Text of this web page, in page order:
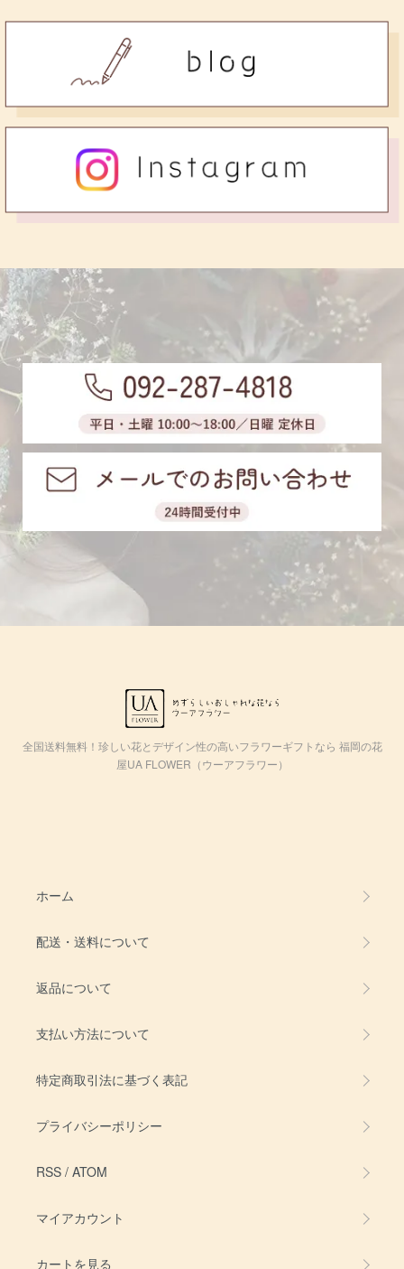
全国送料無料！珍しい花とデザイン性の高いフラワーギフトなら 福岡の花
屋UA FLOWER（ウーアフラワー）
ホーム
配送・送料について
返品について
支払い方法について
特定商取引法に基づく表記
プライバシーポリシー
RSS / ATOM
マイアカウント
カートを見る